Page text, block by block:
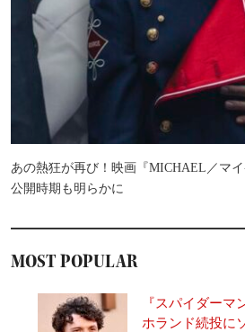
あの熱狂が再び！映画『MICHAEL／マイ
公開時期も明らかに
MOST POPULAR
『スパイダー
ホランド続投に